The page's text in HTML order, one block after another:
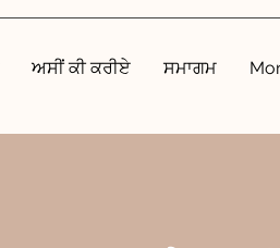
ਅਸੀਂ ਕੀ ਕਰੀਏ ਸਮਾਗਮ